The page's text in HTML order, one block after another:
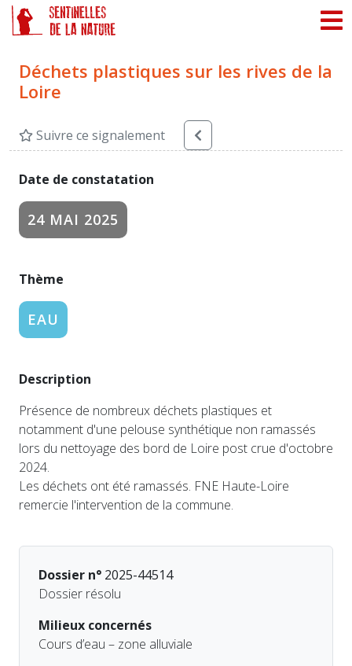
Déchets plastiques sur les rives de la
Loire
Suivre ce signalement
Date de constatation
24 MAI 2025
Thème
EAU
Description
Présence de nombreux déchets plastiques et
notamment d'une pelouse synthétique non ramassés
lors du nettoyage des bord de Loire post crue d'octobre
2024.
Les déchets ont été ramassés. FNE Haute-Loire
remercie l'intervention de la commune.
Dossier n° 2025-44514
Dossier résolu
Milieux concernés
Cours d’eau – zone alluviale
Panneau de gestion des cookies